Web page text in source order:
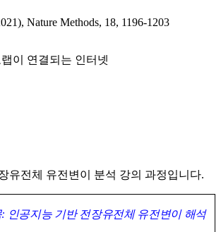
Nature Methods, 18, 1196-1203
이 연결되는 인터넷
유전체 유전변이 분석 강의 과정입니다.
인공지능 기반 전장유전체 유전변이 해석